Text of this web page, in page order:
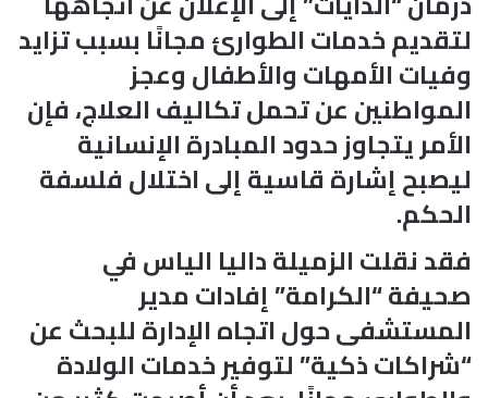
لتقديم خدمات الطوارئ مجانًا بسبب تزايد
وفيات الأمهات والأطفال وعجز
المواطنين عن تحمل تكاليف العلاج، فإن
الأمر يتجاوز حدود المبادرة الإنسانية
ليصبح إشارة قاسية إلى اختلال فلسفة
الحكم.
فقد نقلت الزميلة داليا الياس في
صحيفة “الكرامة” إفادات مدير
المستشفى حول اتجاه الإدارة للبحث عن
“شراكات ذكية” لتوفير خدمات الولادة